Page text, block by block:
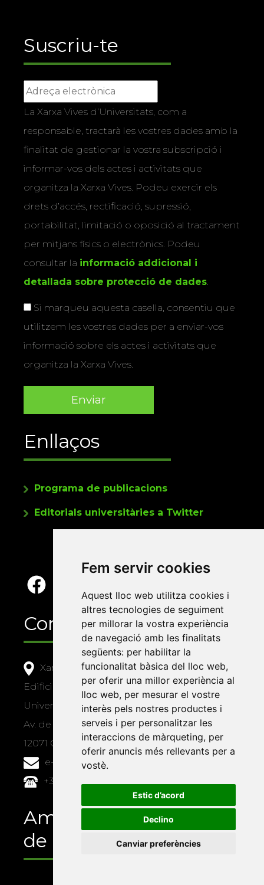
Fem servir cookies
Aquest lloc web utilitza cookies i
altres tecnologies de seguiment
per millorar la vostra experiència
de navegació amb les finalitats
següents: per habilitar la
funcionalitat bàsica del lloc web,
per oferir una millor experiència al
lloc web, per mesurar el vostre
interès pels nostres productes i
serveis i per personalitzar les
interaccions de màrqueting, per
oferir anuncis més rellevants per a
vostè.
Estic d’acord
Declino
Canviar preferències
Suscriu-te
La Xarxa Vives d’Universitats, com a
responsable, tractarà les vostres dades amb la
finalitat de gestionar la vostra subscripció i
informar-vos dels actes i activitats que
organitza la Xarxa Vives. Podeu exercir els
drets d’accés, rectificació, supressió,
portabilitat, limitació o oposició al tractament
per mitjans físics o electrònics. Podeu
consultar la informació addicional i
detallada sobre protecció de dades
Si marqueu aquesta casella, consentiu que
utilitzem les vostres dades per a enviar-vos
informació sobre els actes i activitats que
organitza la Xarxa Vives.
Enllaços
Programa de publicacions
Editorials universitàries a Twitter
Contacte
Xarxa Vives d'Universitats
Edifici Àgora
Universitat Jaume I, local 10
Av. de Vicent Sos Baynat, s/n
12071 Castelló de la Plana
e-buc@vives.org
+34 964 72 89 93
Amb el suport
de